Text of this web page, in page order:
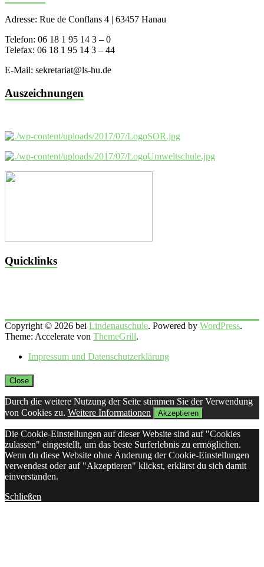
Adresse: Rue de Conflans 4 | 63457 Hanau
Telefon: 06 18 1 95 14 3 – 0
Telefax: 06 18 1 95 14 3 – 44
E-Mail: sekretariat@ls-hu.de
Auszeichnungen
Quicklinks
Copyright © 2026 bei Lindenauschule. Powered by WordPress.
Theme: Accelerate von ThemeGrill.
Impressum und Datenschutzerklärung
Close
Durch die weitere Nutzung der Seite stimmen Sie der Verwendung
von Cookies zu. Weitere Informationen Akzeptieren
Die Cookie-Einstellungen auf dieser Website sind auf "Cookies
zulassen" eingestellt, um das beste Surferlebnis zu ermöglichen.
Wenn du diese Website ohne Änderung der Cookie-Einstellungen
verwendest oder auf "Akzeptieren" klickst, erklärst du sich damit
einverstanden.
Schließen